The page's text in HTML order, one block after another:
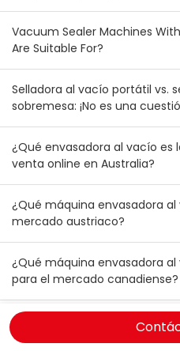
Vacuum Sealer Machines
Are Suitable For?
Selladora al vacío portátil vs.
sobremesa: ¡No es una
de combinación de
y neozelandeses
¿Qué envasadora al vacío es
venta online en Australia?
¿Qué máquina envasadora
mercado austriaco?
¿Qué máquina envasadora
para el mercado canadiense?
Selladoras al vacío: Cómo
mercado griego.